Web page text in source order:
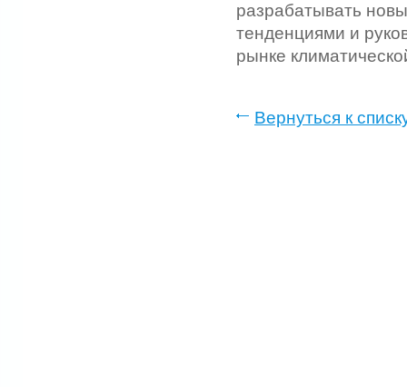
разрабатывать
тенденциями и
рынке
Вернуться к